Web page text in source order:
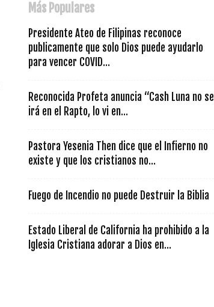
Más Populares
Presidente Ateo de Filipinas reconoce
publicamente que solo Dios puede ayudarlo
para vencer COVID...
Reconocida Profeta anuncia “Cash Luna no se
irá en el Rapto, lo vi en...
Pastora Yesenia Then dice que el Infierno no
existe y que los cristianos no...
Fuego de Incendio no puede Destruir la Biblia
Estado Liberal de California ha prohibido a la
Iglesia Cristiana adorar a Dios en...